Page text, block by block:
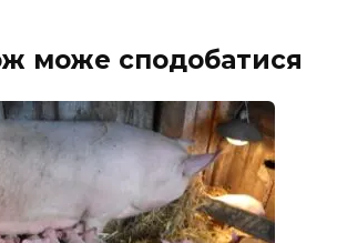
може сподобатися